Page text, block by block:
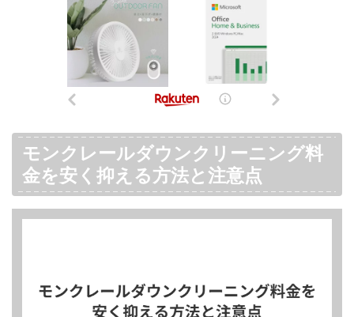
モンクレールダウンクリーニング料
金を安く抑える方法と注意点